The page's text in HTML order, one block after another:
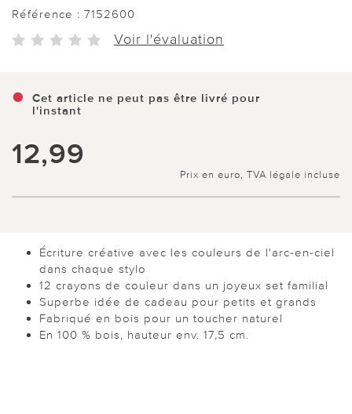
Référence : 7152600
Voir l'évaluation
Cet article ne peut pas être livré pour
l'instant
12,99
Prix en euro, TVA légale incluse
Écriture créative avec les couleurs de l'arc-en-ciel
dans chaque stylo
12 crayons de couleur dans un joyeux set familial
Superbe idée de cadeau pour petits et grands
Fabriqué en bois pour un toucher naturel
En 100 % bois, hauteur env. 17,5 cm.